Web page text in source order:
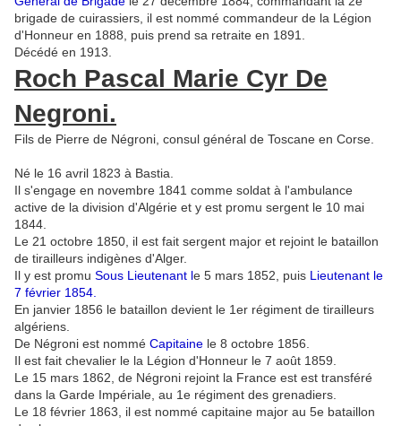
brigade de cuirassiers, il est nommé commandeur de la Légion
d'Honneur en 1888, puis prend sa retraite en 1891.
Décédé en 1913.
Roch Pascal Marie Cyr De
Negroni.
Fils de Pierre de Négroni, consul général de Toscane en Corse.
Né le 16 avril 1823 à Bastia.
Il s'engage en novembre 1841 comme soldat à l'ambulance
active de la division d'Algérie et y est promu sergent le 10 mai
1844.
Le 21 octobre 1850, il est fait sergent major et rejoint le bataillon
de tirailleurs indigènes d'Alger.
Il y est promu Sous Lieutenant le 5 mars 1852, puis Lieutenant le
7 février 1854.
En janvier 1856 le bataillon devient le 1er régiment de tirailleurs
algériens.
De Négroni est nommé Capitaine le 8 octobre 1856.
Il est fait chevalier le la Légion d'Honneur le 7 août 1859.
Le 15 mars 1862, de Négroni rejoint la France est est transféré
dans la Garde Impériale, au 1e régiment des grenadiers.
Le 18 février 1863, il est nommé capitaine major au 5e bataillon